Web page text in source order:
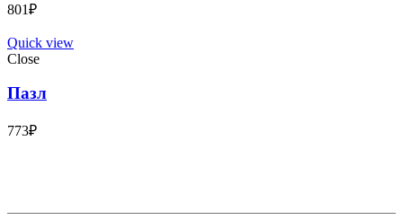
801₽
Quick view
Close
Пазл
773₽